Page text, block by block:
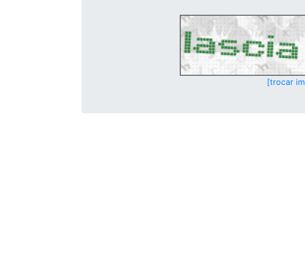
[trocar